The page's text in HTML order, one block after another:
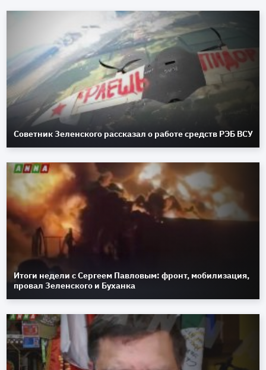
Советник Зеленского рассказал о работе средств РЭБ ВСУ
Итоги недели с Сергеем Павловым: фронт, мобилизация,
провал Зеленского и Буханка